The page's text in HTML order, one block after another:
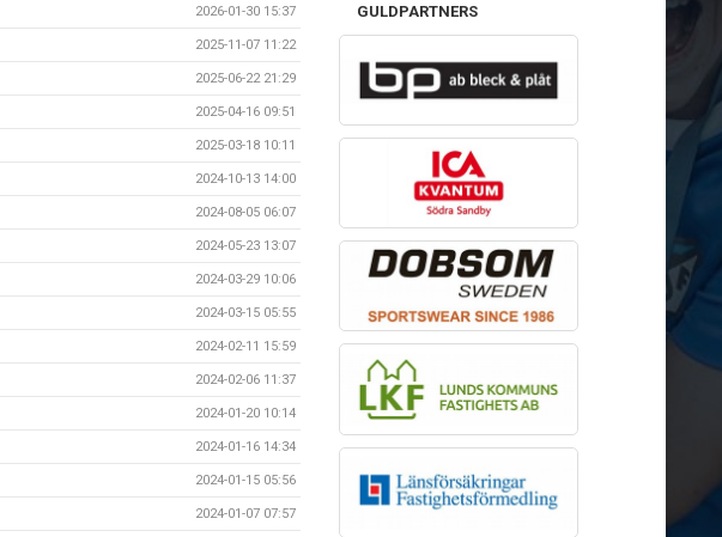
2026-01-30 15:37
2025-11-07 11:22
2025-06-22 21:29
2025-04-16 09:51
2025-03-18 10:11
2024-10-13 14:00
2024-08-05 06:07
2024-05-23 13:07
2024-03-29 10:06
2024-03-15 05:55
2024-02-11 15:59
2024-02-06 11:37
2024-01-20 10:14
2024-01-16 14:34
2024-01-15 05:56
2024-01-07 07:57
GULDPARTNERS